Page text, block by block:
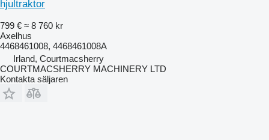
hjultraktor
799 € ≈ 8 760 kr
Axelhus
4468461008, 4468461008A
Irland, Courtmacsherry
COURTMACSHERRY MACHINERY LTD
Kontakta säljaren